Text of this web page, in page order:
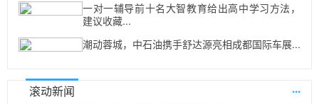
一对一辅导前十名大智教育给出高中学习方法，
建议收藏...
潮动蓉城，中石油携手舒达源亮相成都国际车展...
滚动新闻 ...